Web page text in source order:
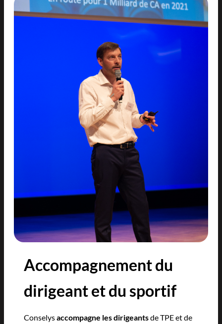
Accompagnement du
dirigeant et du sportif
Conselysaccompagne les dirigeantsde TPE et de